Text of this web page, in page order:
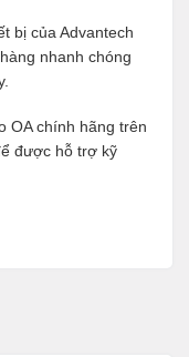
bị của Advantech
nhanh chóng
OA chính hãng trên
được hỗ trợ kỹ